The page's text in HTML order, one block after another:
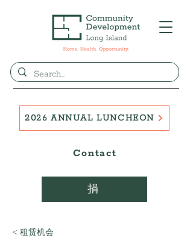
捐
Contact
2026 ANNUAL LUNCHEON
< 租赁机会